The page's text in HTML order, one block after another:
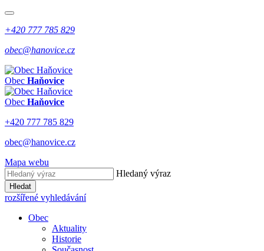
+420 777 785 829
obec@hanovice.cz
Obec Haňovice
Obec Haňovice
+420 777 785 829
obec@hanovice.cz
Mapa webu
Hledaný výraz
Hledat
rozšířené vyhledávání
Obec
Aktuality
Historie